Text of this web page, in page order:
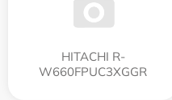
HITACHI R-
W660FPUC3XGGR